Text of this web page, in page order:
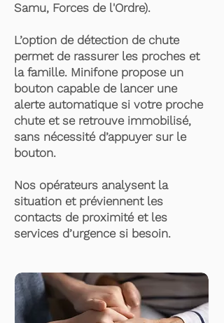
Samu, Forces de l'Ordre).
L’option de détection de chute
permet de rassurer les proches et
la famille. Minifone propose un
bouton capable de lancer une
alerte automatique si votre proche
chute et se retrouve immobilisé,
sans nécessité d’appuyer sur le
bouton.
Nos opérateurs analysent la
situation et préviennent les
contacts de proximité et les
services d’urgence si besoin.